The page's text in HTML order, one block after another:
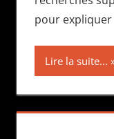
pour
Lire la suite...